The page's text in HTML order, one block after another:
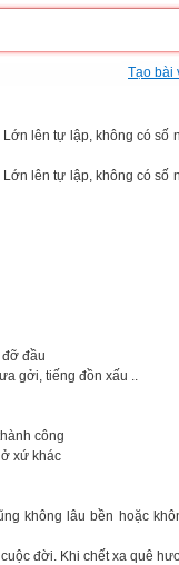
Tạo bài
lên tự lập, không có số
lên tự lập, không có số
đầu
gởi, tiếng đồn xấu ..
công
xứ khác
không lâu bền hoặc
đời. Khi chết xa quê